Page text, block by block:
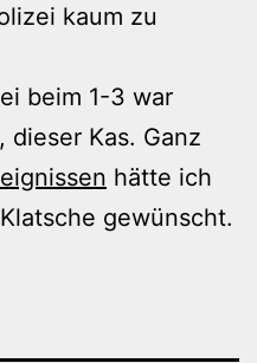
kaum zu
beim 1-3 war
Kas. Ganz
hätte ich
gewünscht.